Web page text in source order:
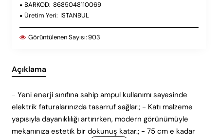
BARKOD: 8685048110069
Üretim Yeri: ISTANBUL
Görüntülenen Sayısı:903
Açıklama
- Yeni enerji sınıfına sahip ampul kullanımı sayesinde
elektrik faturalarınızda tasarruf sağlar.; - Katı malzeme
yapısıyla dayanıklılığı artırırken, modern görünümüyle
mekanınıza estetik bir dokunuş katar.; - 75 cm e kadar